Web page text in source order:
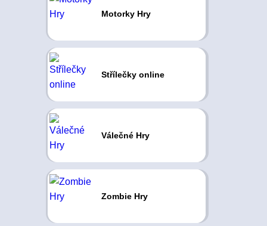
Motorky Hry
Střílečky online
Válečné Hry
Zombie Hry